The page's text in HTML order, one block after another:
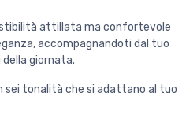
attillata ma confortevole
accompagnandoti dal tuo
giornata.
sei tonalità che si adattano al tuo